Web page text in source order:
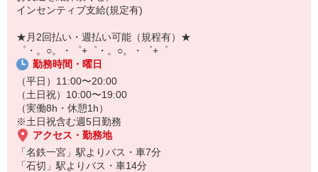
￣￣￣￣￣￣￣￣￣
自宅に居ながらスマホでカンタン面接OK！
オンライン面談なのでスピード対応。
即日登録もOK♪
気になった方はお気軽にご相談ください！
インセンティブ支給(規定有)
★月2回払い・週払い可能（規程有）★
゜・。○。・゜+゜・。○。・゜+゜
勤務時間・曜日
（平日）11:00〜20:00
（土日祝）10:00〜19:00
（実働8h・休憩1h）
※土日祝含む週5日勤務
アクセス・勤務地
「名鉄一宮」駅よりバス・車7分
「石切」駅よりバス・車14分